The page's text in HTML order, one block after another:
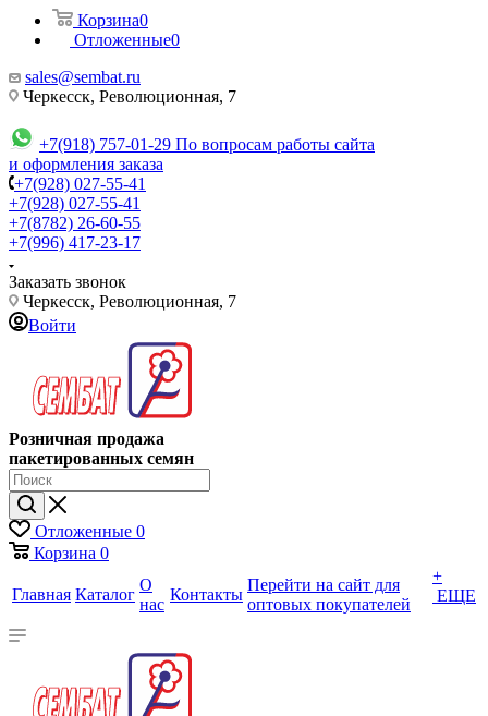
Корзина0
Отложенные0
sales@sembat.ru
Черкесск, Революционная, 7
+7(918) 757-01-29 По вопросам работы сайта
и оформления заказа
+7(928) 027-55-41
+7(928) 027-55-41
+7(8782) 26-60-55
+7(996) 417-23-17
Заказать звонок
Черкесск, Революционная, 7
Войти
Розничная продажа
пакетированных семян
Отложенные 0
Корзина 0
Главная Каталог
О
нас
Контакты
Перейти на сайт для
оптовых покупателей
+
ЕЩЕ